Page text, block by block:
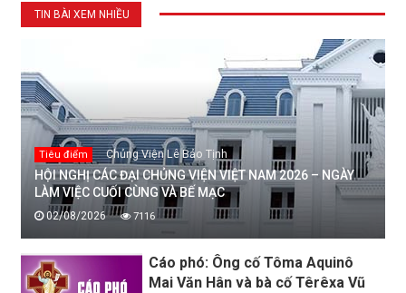
TIN BÀI XEM NHIỀU
Tiêu điểm Chủng Viện Lê Bảo Tịnh
HỘI NGHỊ CÁC ĐẠI CHỦNG VIỆN VIỆT NAM 2026 – NGÀY
LÀM VIỆC CUỐI CÙNG VÀ BẾ MẠC
02/08/2026 7116
Cáo phó: Ông cố Tôma Aquinô
Mai Văn Hân và bà cố Têrêxa Vũ